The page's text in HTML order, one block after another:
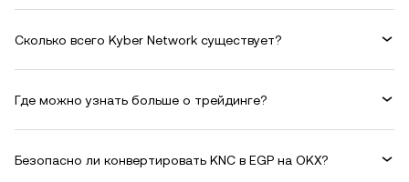
Сколько всего Kyber Network существует?
Где можно узнать больше о трейдинге?
Безопасно ли конвертировать KNC в EGP на OKX?